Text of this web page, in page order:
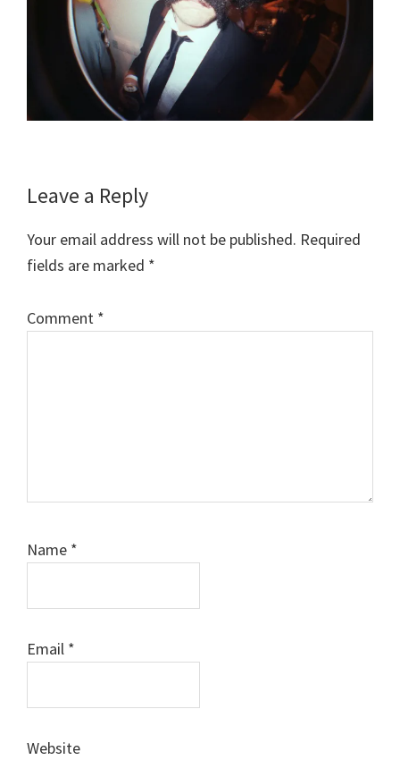
Reader
Interactions
Leave a Reply
Your email address will not be published. Required
fields are marked *
Comment *
Name *
Email *
Website